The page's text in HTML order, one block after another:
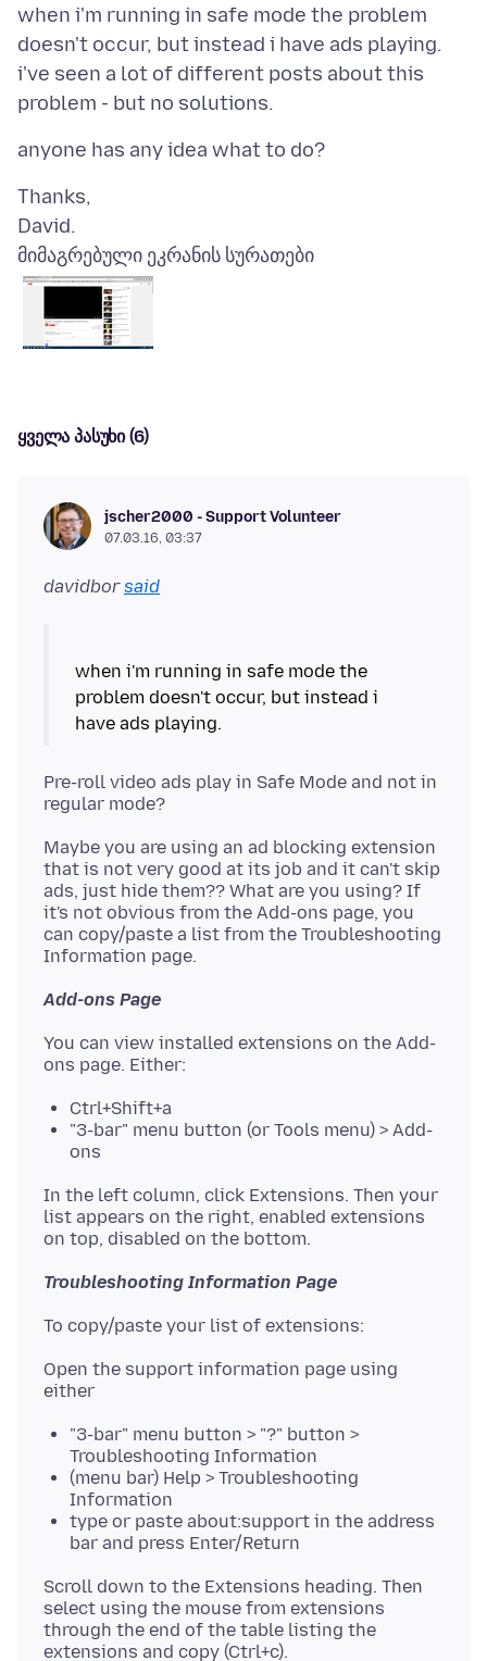
when i'm running in safe mode the problem
doesn't occur, but instead i have ads playing.
i've seen a lot of different posts about this
Thanks,
მიმაგრებული ეკრანის სურათები
ყველა პასუხი (6)
jscher2000 - Support Volunteer
07.03.16, 03:37
davidborsaid
when i'm running in safe mode the
problem doesn't occur, but instead i
have ads playing.
Pre-roll video ads play in Safe Mode and not in
Maybe you are using an ad blocking extension
that is not very good at its job and it can't skip
ads, just hide them?? What are you using? If
it's not obvious from the Add-ons page, you
can copy/paste a list from the Troubleshooting
Add-ons Page
You can view installed extensions on the Add-
Ctrl+Shift+a
"3-bar" menu button (or Tools menu) > Add-
ons
In the left column, click Extensions. Then your
list appears on the right, enabled extensions
Troubleshooting Information Page
Open the support information page using
"3-bar" menu button > "?" button >
Troubleshooting Information
(menu bar) Help > Troubleshooting
Information
type or paste about:support in the address
bar and press Enter/Return
Scroll down to the Extensions heading. Then
select using the mouse from extensions
through the end of the table listing the